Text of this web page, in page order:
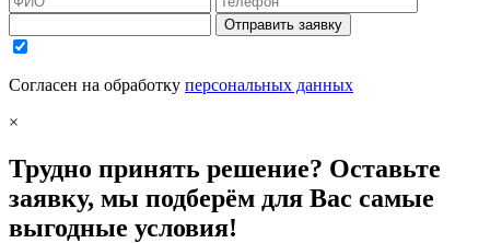
Отправить заявку
Согласен на обработку персональных данных
×
Трудно принять решение? Оставьте
заявку, мы подберём для Вас самые
выгодные условия!